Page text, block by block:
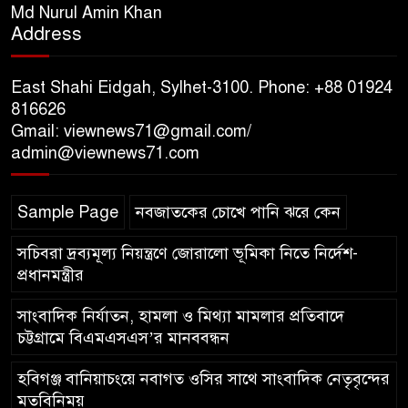
গভীর শ্রদ্ধা নিবেদন
শতাংশই সিলেটি
হাসপাতালে ৩৫১ জন
Md Nurul Amin Khan
Address
East Shahi Eidgah, Sylhet-3100. Phone: +88 01924
816626
Gmail: viewnews71@gmail.com/
admin@viewnews71.com
Sample Page নবজাতকের চোখে পানি ঝরে কেন
সচিবরা দ্রব্যমূল্য নিয়ন্ত্রণে জোরালো ভূমিকা নিতে নির্দেশ-
প্রধানমন্ত্রীর
সাংবাদিক নির্যাতন, হামলা ও মিথ্যা মামলার প্রতিবাদে
চট্টগ্রামে বিএমএসএস’র মানববন্ধন
হবিগঞ্জ বানিয়াচংয়ে নবাগত ওসির সাথে সাংবাদিক নেতৃবৃন্দের
মতবিনিময়